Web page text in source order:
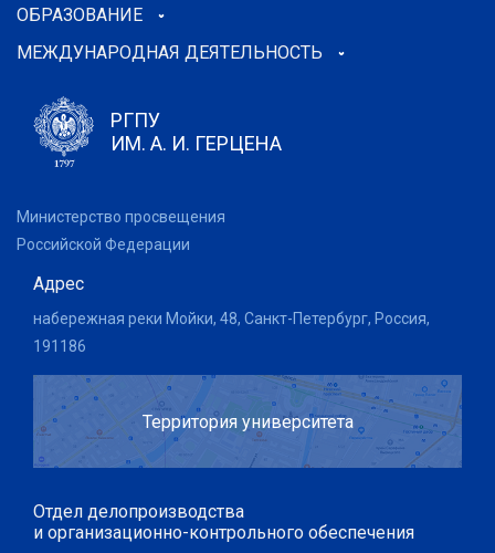
ОБРАЗОВАНИЕ
МЕЖДУНАРОДНАЯ ДЕЯТЕЛЬНОСТЬ
РГПУ
ИМ. А. И. ГЕРЦЕНА
Министерство просвещения
Российской Федерации
Адрес
набережная реки Мойки, 48, Санкт-Петербург, Россия,
191186
Территория университета
Отдел делопроизводства
и организационно-контрольного обеспечения